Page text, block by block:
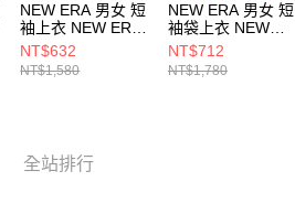
NEW ERA 男女 短
袖上衣 NEW ERA
BASIC NEW ERA
NE14148872
NT$632
NT$1,580
NEW ERA 男女 短
袖袋上衣 NEW
ERA BASIC NEW
ERA NE14326569
NT$712
NT$1,780
全站排行